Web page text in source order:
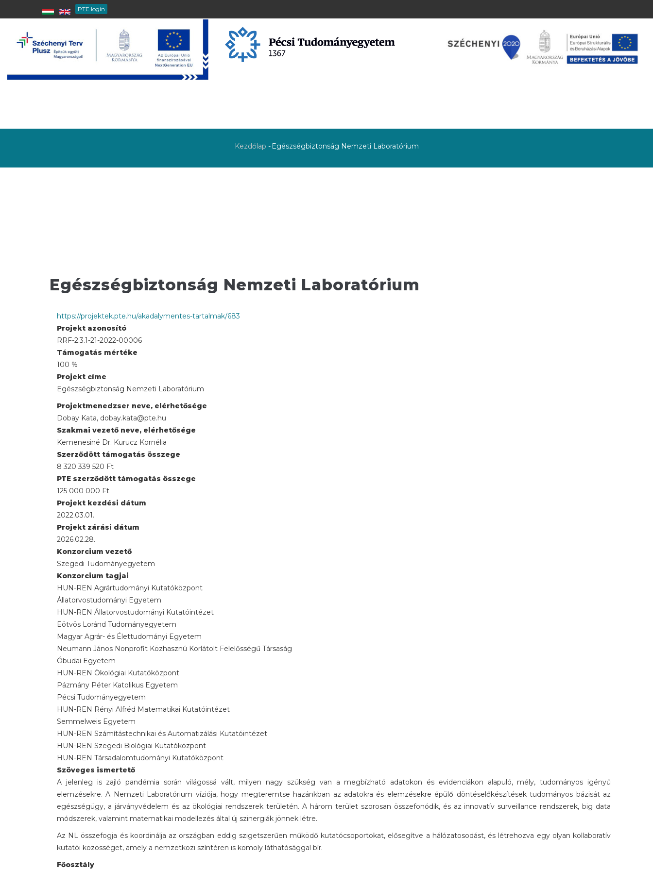
a
tartalomra
PTE login
Morzsa
Kezdőlap - Egészségbiztonság Nemzeti Laboratórium
Egészségbiztonság Nemzeti Laboratórium
https://projektek.pte.hu/akadalymentes-tartalmak/683
Projekt azonosító
RRF-2.3.1-21-2022-00006
Támogatás mértéke
100 %
Projekt címe
Egészségbiztonság Nemzeti Laboratórium
Projektmenedzser neve, elérhetősége
Dobay Kata, dobay.kata@pte.hu
Szakmai vezető neve, elérhetősége
Kemenesiné Dr. Kurucz Kornélia
Szerződött támogatás összege
8 320 339 520 Ft
PTE szerződött támogatás összege
125 000 000 Ft
Projekt kezdési dátum
2022.03.01.
Projekt zárási dátum
2026.02.28.
Konzorcium vezető
Szegedi Tudományegyetem
Konzorcium tagjai
HUN-REN Agrártudományi Kutatóközpont
Állatorvostudományi Egyetem
HUN-REN Állatorvostudományi Kutatóintézet
Eötvös Loránd Tudományegyetem
Magyar Agrár- és Élettudományi Egyetem
Neumann János Nonprofit Közhasznú Korlátolt Felelősségű Társaság
Óbudai Egyetem
HUN-REN Ökológiai Kutatóközpont
Pázmány Péter Katolikus Egyetem
Pécsi Tudományegyetem
HUN-REN Rényi Alfréd Matematikai Kutatóintézet
Semmelweis Egyetem
HUN-REN Számítástechnikai és Automatizálási Kutatóintézet
HUN-REN Szegedi Biológiai Kutatóközpont
HUN-REN Társadalomtudományi Kutatóközpont
Szöveges ismertető
A jelenleg is zajló pandémia során világossá vált, milyen nagy szükség van a megbízható adatokon és evidenciákon alapuló, mély, tudományos igényű
elemzésekre. A Nemzeti Laboratórium víziója, hogy megteremtse hazánkban az adatokra és elemzésekre épülő döntéselőkészítések tudományos bázisát az
egészségügy, a járványvédelem és az ökológiai rendszerek területén. A három terület szorosan összefonódik, és az innovatív surveillance rendszerek, big data
módszerek, valamint matematikai modellezés által új szinergiák jönnek létre.
Az NL összefogja és koordinálja az országban eddig szigetszerűen működő kutatócsoportokat, elősegítve a hálózatosodást, és létrehozva egy olyan kollaboratív
kutatói közösséget, amely a nemzetközi színtéren is komoly láthatósággal bír.
Főosztály